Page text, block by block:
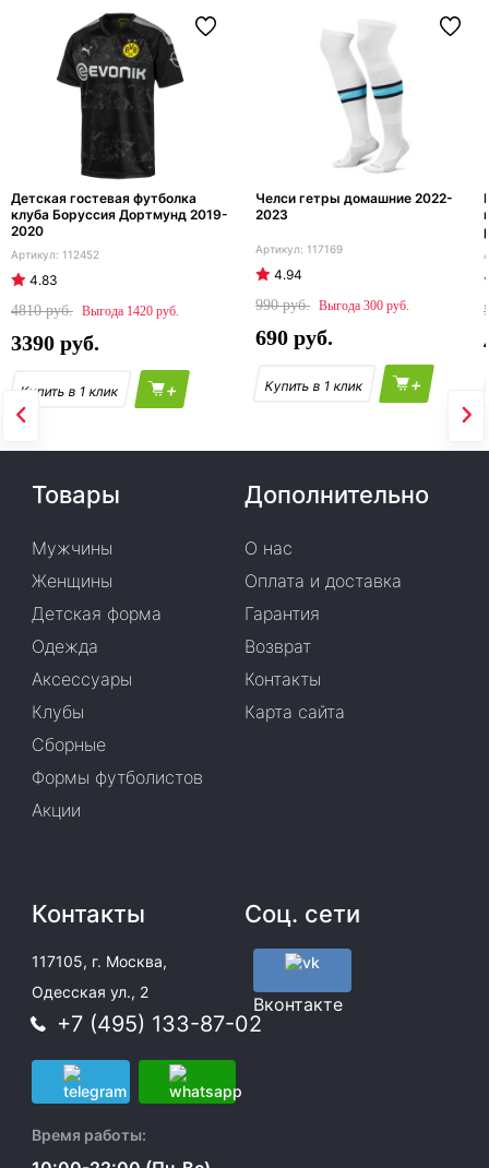
Детская гостевая футболка
клуба Боруссия Дортмунд 2019-
2020
112452
4.83
4810
1420
3390
+
Челси гетры домашние 2022-
2023
117169
4.94
990
300
690
+
Товары
Мужчины
Женщины
Детская форма
Одежда
Аксессуары
Клубы
Сборные
Формы футболистов
Акции
Дополнительно
О нас
Оплата и доставка
Гарантия
Возврат
Контакты
Карта сайта
Контакты
117105, г. Москва,
Одесская ул., 2
+7 (495) 133-87-02
Время работы:
Соц. сети
Вконтакте